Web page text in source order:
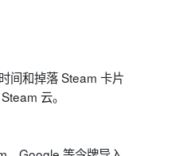
间和掉落 Steam 卡片
云。